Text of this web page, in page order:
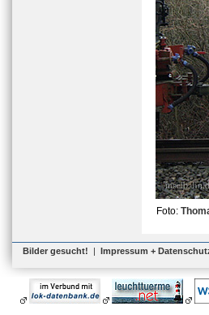
Foto:
Bilder gesucht! | Impressum +